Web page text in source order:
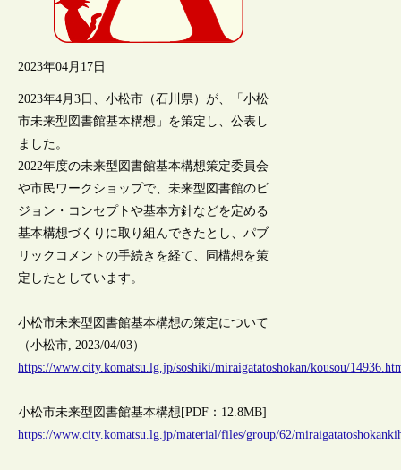
2023年04月17日
2023年4月3日、小松市（石川県）が、「小松
市未来型図書館基本構想」を策定し、公表し
ました。
2022年度の未来型図書館基本構想策定委員会
や市民ワークショップで、未来型図書館のビ
ジョン・コンセプトや基本方針などを定める
基本構想づくりに取り組んできたとし、パブ
リックコメントの手続きを経て、同構想を策
定したとしています。
小松市未来型図書館基本構想の策定について
（小松市, 2023/04/03）
https://www.city.komatsu.lg.jp/soshiki/miraigatatoshokan/kousou/
小松市未来型図書館基本構想[PDF：12.8MB]
https://www.city.komatsu.lg.jp/material/files/group/62/